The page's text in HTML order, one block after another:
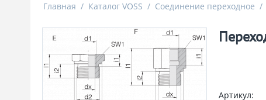
Главная / Каталог VOSS / Соединение переходное /
Артикул: